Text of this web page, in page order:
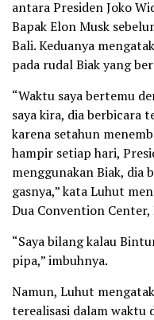
antara Presiden Joko
Bapak Elon Musk
Bali. Keduanya
pada rudal Biak yang
“Waktu saya bertemu
saya kira, dia berbicara
karena setahun
hampir setiap hari,
menggunakan Biak, dia
gasnya,” kata Luhut
Dua Convention Center,
“Saya bilang kalau
pipa,” imbuhnya.
Namun, Luhut
terealisasi dalam waktu